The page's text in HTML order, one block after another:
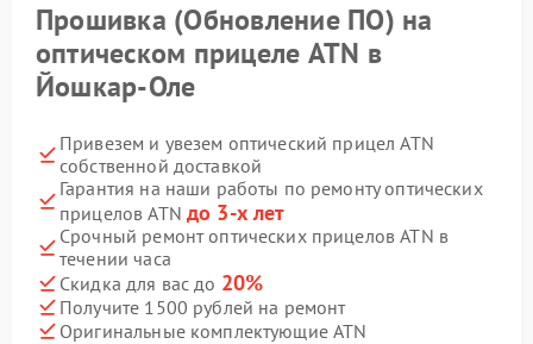
Прошивка (Обновление ПО) на
оптическом прицеле ATN в
Йошкар-Оле
Привезем и увезем оптический прицел ATN
собственной доставкой
Гарантия на наши работы по ремонту оптических
прицелов ATN до 3-х лет
Срочный ремонт оптических прицелов ATN в
течении часа
Скидка для вас до 20%
Получите 1500 рублей на ремонт
Оригинальные комплектующие ATN